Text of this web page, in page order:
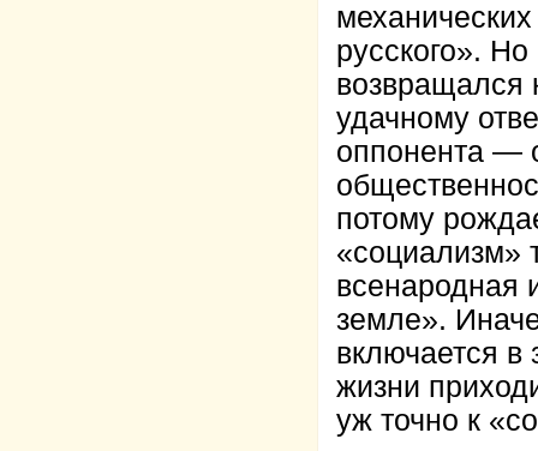
русского».
возвращался
удачному
оппонента —
потому
«социализм»
всенародная
земле».
включается в
жизни
уж точно к